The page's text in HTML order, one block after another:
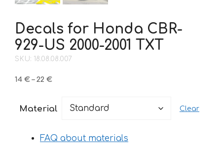
Decals for Honda CBR-
929-US 2000-2001 TXT
SKU: 18.08.08.007
14 € – 22 €Price
through
Material Clear
FAQ about materials